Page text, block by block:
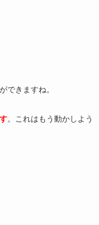
できますね。
。これはもう動かしよう